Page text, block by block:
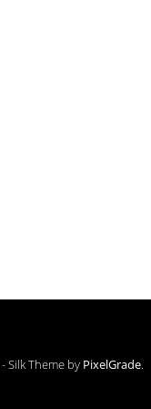
-Silk Theme by PixelGrade.